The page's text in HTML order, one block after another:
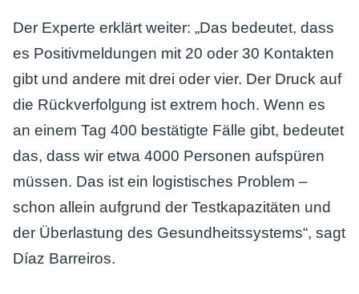
Der Experte erklärt weiter: „Das bedeutet, dass
es Positivmeldungen mit 20 oder 30 Kontakten
gibt und andere mit drei oder vier. Der Druck auf
die Rückverfolgung ist extrem hoch. Wenn es
an einem Tag 400 bestätigte Fälle gibt, bedeutet
das, dass wir etwa 4000 Personen aufspüren
müssen. Das ist ein logistisches Problem –
schon allein aufgrund der Testkapazitäten und
der Überlastung des Gesundheitssystems“, sagt
Díaz Barreiros.